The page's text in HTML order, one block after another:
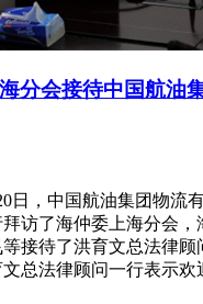
分会接待中国航油
日，中国航油集团物流
访了海仲委上海分会，
接待了洪育文总法律顾
总法律顾问一行表示欢